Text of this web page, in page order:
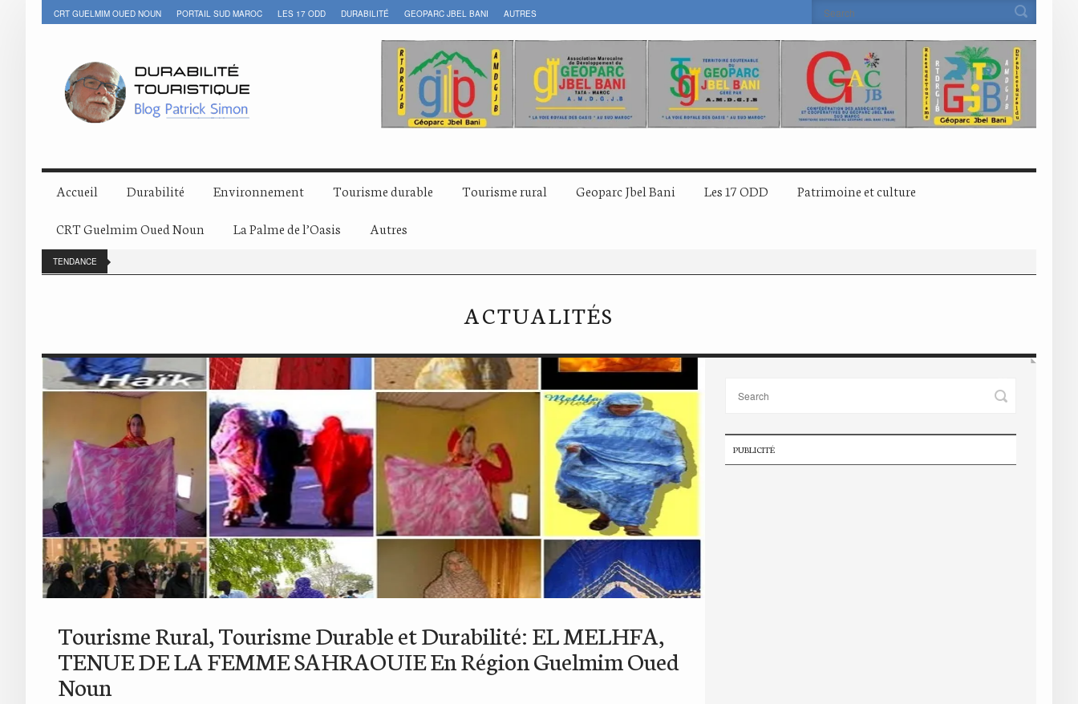
CRT GUELMIM OUED NOUN PORTAIL SUD MAROC LES 17 ODD DURABILITÉ GEOPARC JBEL BANI AUTRES
Accueil Durabilité Environnement Tourisme durable Tourisme rural Geoparc Jbel Bani Les 17 ODD Patrimoine et culture
CRT Guelmim Oued Noun La Palme de l’Oasis Autres
TENDANCE
ACTUALITÉS
Tourisme Rural, Tourisme Durable et Durabilité: EL MELHFA,
TENUE DE LA FEMME SAHRAOUIE En Région Guelmim Oued
Noun
PUBLICITÉ